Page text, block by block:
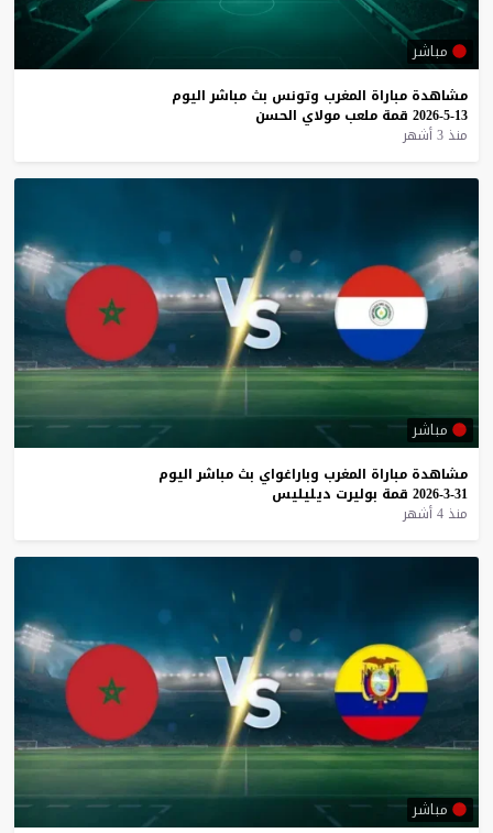
مباشر
مشاهدة مباراة المغرب وتونس بث مباشر اليوم
13-5-2026
قمة ملعب مولاي الحسن
منذ 3 أشهر
مباشر
مشاهدة مباراة المغرب وباراغواي بث مباشر اليوم
31-3-2026
قمة بوليرت ديليليس
منذ 4 أشهر
مباشر